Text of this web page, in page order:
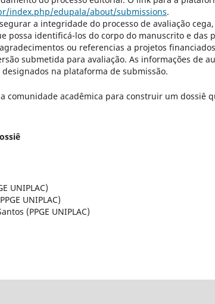
index.php/edupala/about/submissions.
a integridade do processo de avaliação
possa identificá-los do corpo do manuscrito e das
ou referencias a projetos
submetida para avaliação. As informações de
na plataforma de submissão.
comunidade acadêmica para construir um dossiê
UNIPLAC)
UNIPLAC)
(PPGE UNIPLAC)